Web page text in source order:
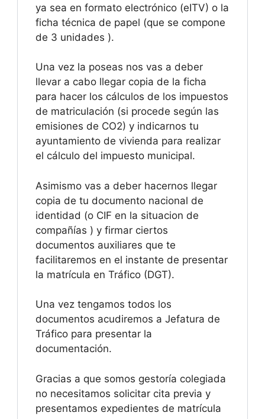
ya sea en formato electrónico (eITV) o la
ficha técnica de papel (que se compone
de 3 unidades ).
Una vez la poseas nos vas a deber
llevar a cabo llegar copia de la ficha
para hacer los cálculos de los impuestos
de matriculación (si procede según las
emisiones de CO2) y indicarnos tu
ayuntamiento de vivienda para realizar
el cálculo del impuesto municipal.
Asimismo vas a deber hacernos llegar
copia de tu documento nacional de
identidad (o CIF en la situacion de
compañías ) y firmar ciertos
documentos auxiliares que te
facilitaremos en el instante de presentar
la matrícula en Tráfico (DGT).
Una vez tengamos todos los
documentos acudiremos a Jefatura de
Tráfico para presentar la
documentación.
Gracias a que somos gestoría colegiada
no necesitamos solicitar cita previa y
presentamos expedientes de matrícula